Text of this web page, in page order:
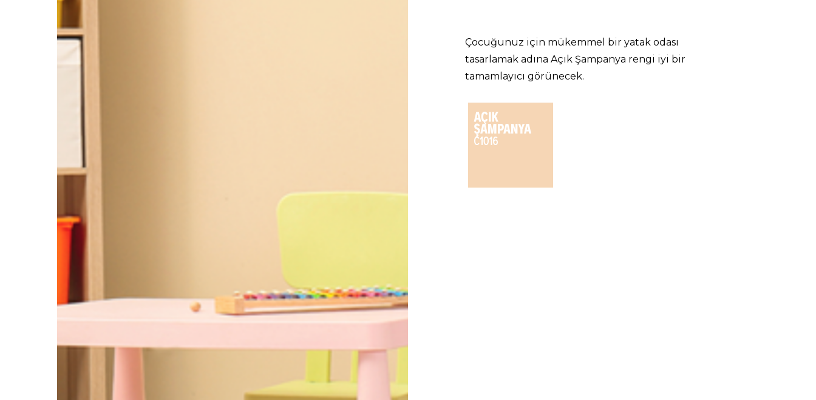
Çocuğunuz için mükemmel bir yatak odası
tasarlamak adına Açık Şampanya rengi iyi bir
tamamlayıcı görünecek.